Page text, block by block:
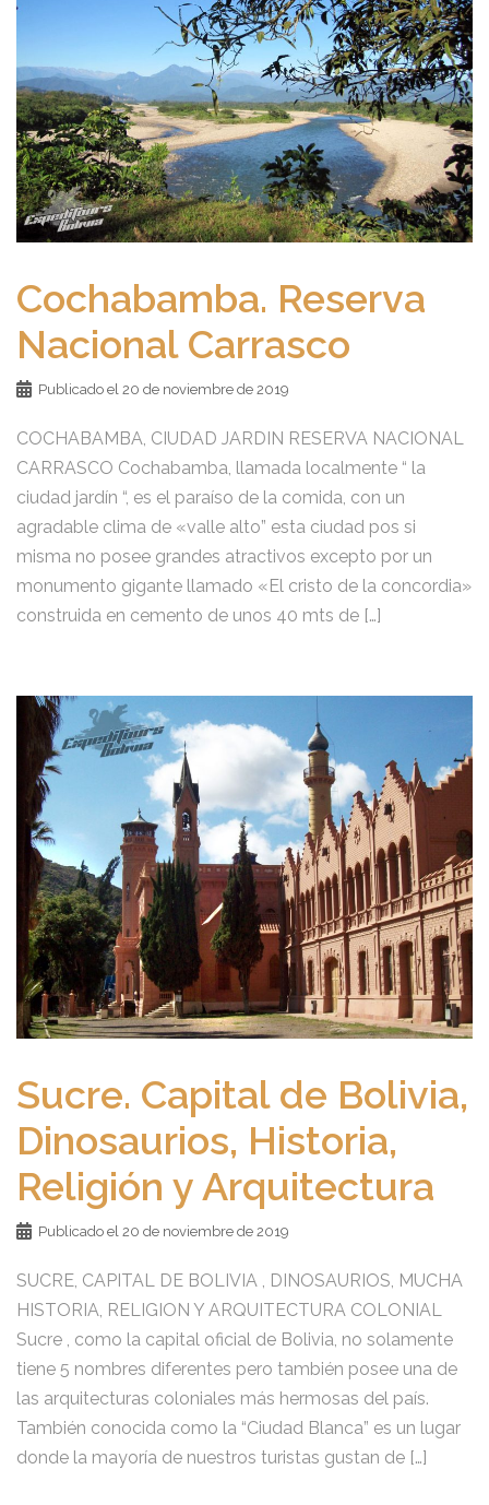
Cochabamba. Reserva
Nacional Carrasco
Publicado el 20 de noviembre de 2019
COCHABAMBA, CIUDAD JARDIN RESERVA NACIONAL
CARRASCO Cochabamba, llamada localmente “ la
ciudad jardín “, es el paraíso de la comida, con un
agradable clima de «valle alto” esta ciudad pos si
misma no posee grandes atractivos excepto por un
monumento gigante llamado «El cristo de la concordia»
construida en cemento de unos 40 mts de […]
Sucre. Capital de Bolivia,
Dinosaurios, Historia,
Religión y Arquitectura
Publicado el 20 de noviembre de 2019
SUCRE, CAPITAL DE BOLIVIA , DINOSAURIOS, MUCHA
HISTORIA, RELIGION Y ARQUITECTURA COLONIAL
Sucre , como la capital oficial de Bolivia, no solamente
tiene 5 nombres diferentes pero también posee una de
las arquitecturas coloniales más hermosas del país.
También conocida como la “Ciudad Blanca” es un lugar
donde la mayoría de nuestros turistas gustan de […]